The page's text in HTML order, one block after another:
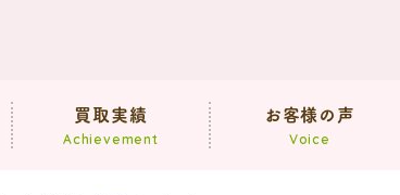
買取実績
Achievement
お客様の声
Voice